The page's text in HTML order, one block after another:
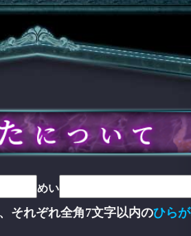
めい
それぞれ全角7文字以内のひら